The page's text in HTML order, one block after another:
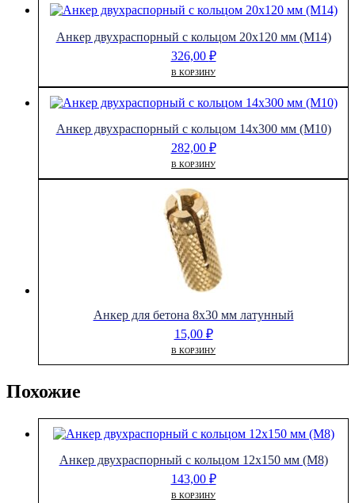
Анкер двухраспорный с кольцом 20х120 мм (М14)
326,00 ₽
В КОРЗИНУ
Анкер двухраспорный с кольцом 14х300 мм (М10)
282,00 ₽
В КОРЗИНУ
Анкер для бетона 8х30 мм латунный
15,00 ₽
В КОРЗИНУ
Похожие
Анкер двухраспорный с кольцом 12х150 мм (М8)
143,00 ₽
В КОРЗИНУ